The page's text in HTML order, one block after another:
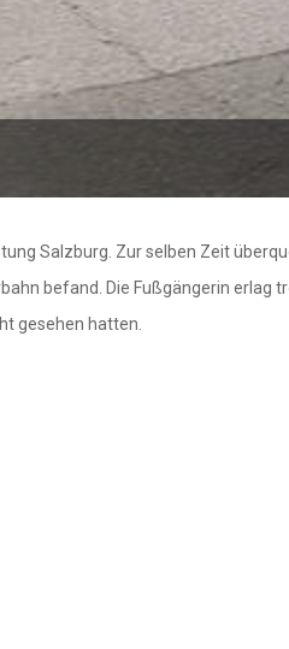
Salzburg. Zur selben Zeit
befand. Die Fußgängerin
gesehen hatten.